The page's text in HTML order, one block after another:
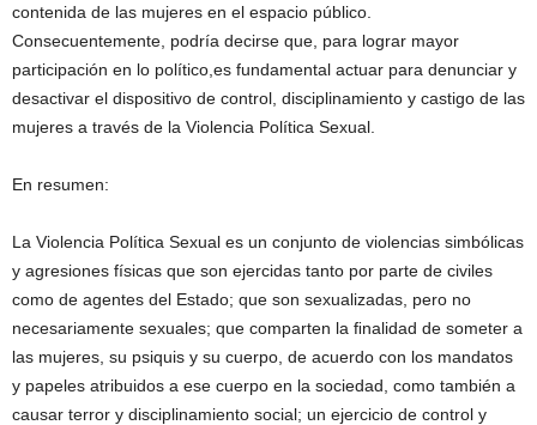
contenida de las mujeres en el espacio público.
Consecuentemente, podría decirse que, para lograr mayor
participación en lo político,es fundamental actuar para denunciar y
desactivar el dispositivo de control, disciplinamiento y castigo de las
mujeres a través de la Violencia Política Sexual.
En resumen:
La Violencia Política Sexual es un conjunto de violencias simbólicas
y agresiones físicas que son ejercidas tanto por parte de civiles
como de agentes del Estado; que son sexualizadas, pero no
necesariamente sexuales; que comparten la ﬁnalidad de someter a
las mujeres, su psiquis y su cuerpo, de acuerdo con los mandatos
y papeles atribuidos a ese cuerpo en la sociedad, como también a
causar terror y disciplinamiento social; un ejercicio de control y